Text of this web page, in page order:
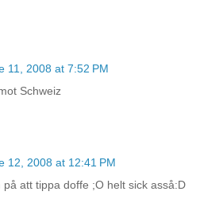
11, 2008 at 7:52 PM
Schweiz
12, 2008 at 12:41 PM
att tippa doffe ;O helt sick asså:D